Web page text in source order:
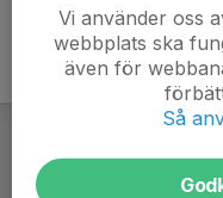
Vi använder oss
webbplats ska
även för
Så